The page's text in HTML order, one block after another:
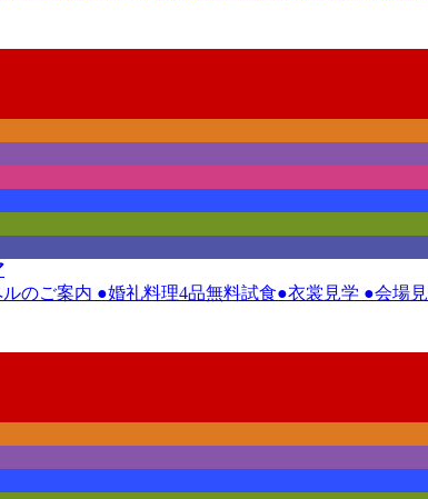
のご案内 ●婚礼料理4品無料試食●衣裳見学 ●会